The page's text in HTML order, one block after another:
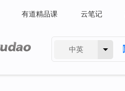
有道精品课 云笔记
中英